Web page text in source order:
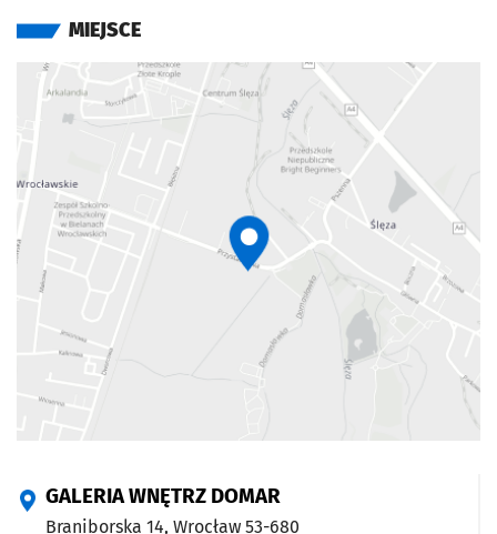
MIEJSCE
GALERIA WNĘTRZ DOMAR
Braniborska 14, Wrocław 53-680